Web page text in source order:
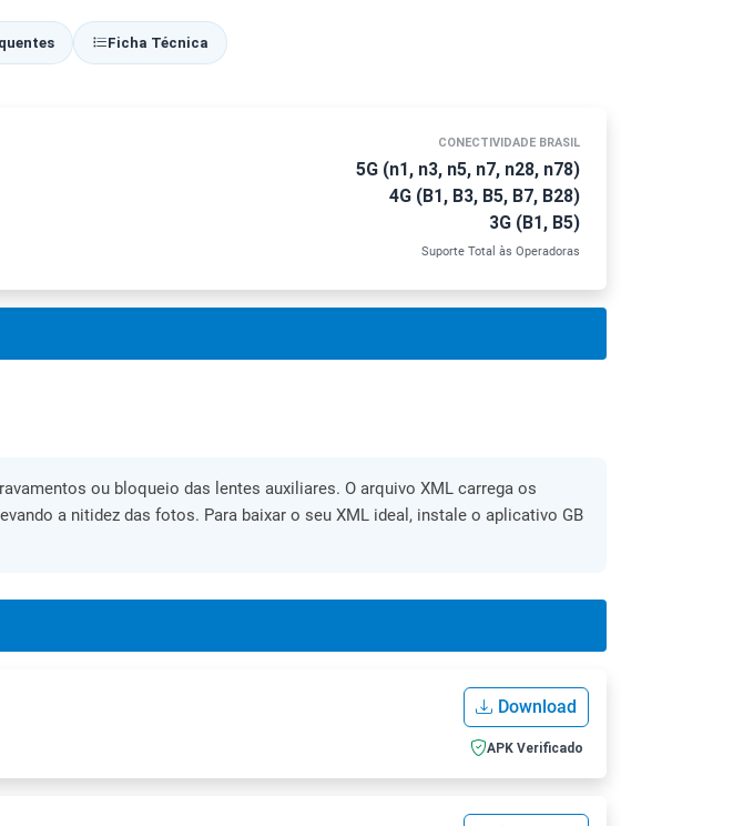
Ficha Técnica
CONECTIVIDADE BRASIL
5G (n1, n3, n5, n7, n28, n78)
4G (B1, B3, B5, B7, B28)
3G (B1, B5)
Suporte Total às Operadoras
ou bloqueio das lentes auxiliares. O arquivo XML carrega os
a nitidez das fotos. Para baixar o seu XML ideal, instale o aplicativo GB
Download
APK Verificado